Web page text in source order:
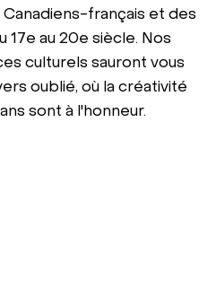
français et des
au 20e siècle. Nos
culturels sauront vous
oublié, où la créativité
sont à l'honneur.